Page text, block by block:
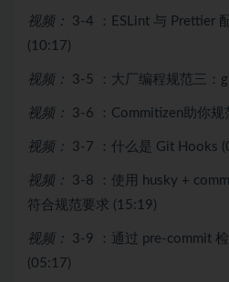
视频：
3-4 ：ESLint 与 Prettier
(10:17)
视频： 3-5 ：大厂编程规范三：
视频： 3-6 ：Commitizen助你规
视频： 3-7 ：什么是 Git Hooks
视频：
3-8 ：使用 husky +
符合规范要求 (15:19)
视频：
3-9 ：通过 pre-commit
(05:17)